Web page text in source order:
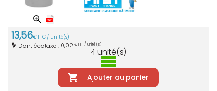
13,56€TTC / unité(s)
Dont écotaxe : 0,02€ HT / unité(s)
4unité(s)
Ajouter au panier